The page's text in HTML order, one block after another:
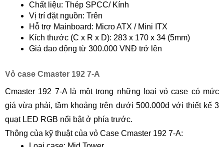
Chất liệu: Thép SPCC/ Kính
Vị trí đặt nguồn: Trên
Hỗ trợ Mainboard: Micro ATX / Mini ITX
Kích thước (C x R x D): 283 x 170 x 34 (5mm)
Giá dao động từ 300.000 VNĐ trở lên
Vỏ case Cmaster 192 7-A
Cmaster 192 7-A là một trong những loại vỏ case có mức
giá vừa phải, tầm khoảng trên dưới 500.000đ với thiết kế 3
quạt LED RGB nổi bật ở phía trước.
Thông của kỹ thuật của vỏ Case Cmaster 192 7-A: